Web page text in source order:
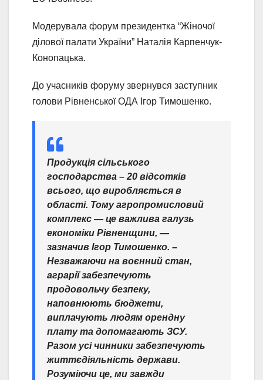
Модерувала форум президентка “Жіночої
ділової палати України” Наталія Карпенчук-
Конопацька.
До учасників форуму звернувся заступник
голови Рівненської ОДА Ігор Тимошенко.
Продукція сільського
господарства – 20 відсотків
всього, що виробляється в
області. Тому агропромисловий
комплекс — це важлива галузь
економіки Рівненщини, —
зазначив Ігор Тимошенко. –
Незважаючи на воєнний стан,
аграрії забезпечують
продовольчу безпеку,
наповнюють бюджети,
виплачують людям орендну
плату та допомагають ЗСУ.
Разом усі чинники забезпечують
життєдіяльність держави.
Розуміючи це, ми завжди